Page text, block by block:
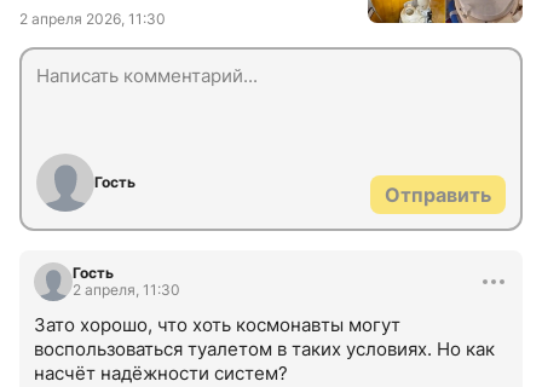
2 апреля 2026, 11:30
Гость
Отправить
Гость
2 апреля, 11:30
Зато хорошо, что хоть космонавты могут
воспользоваться туалетом в таких условиях. Но как
насчёт надёжности систем?